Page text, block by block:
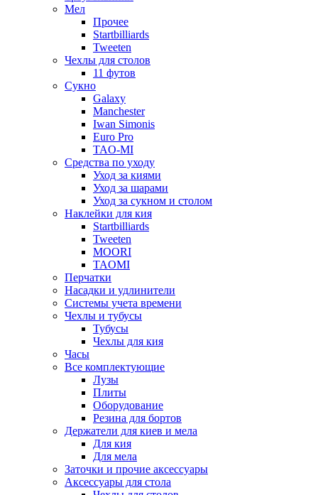
Мел
Прочее
Startbilliards
Tweeten
Чехлы для столов
11 футов
Сукно
Galaxy
Manchester
Iwan Simonis
Euro Pro
TAO-MI
Средства по уходу
Уход за киями
Уход за шарами
Уход за сукном и столом
Наклейки для кия
Startbilliards
Tweeten
MOORI
TAOMI
Перчатки
Насадки и удлинители
Системы учета времени
Чехлы и тубусы
Тубусы
Чехлы для кия
Часы
Все комплектующие
Лузы
Плиты
Оборудование
Резина для бортов
Держатели для киев и мела
Для кия
Для мела
Заточки и прочие аксессуары
Аксессуары для стола